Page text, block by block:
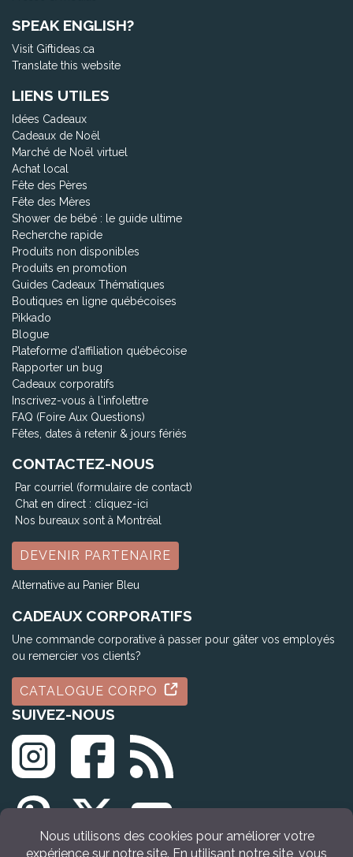
SPEAK ENGLISH?
Visit Giftideas.ca
Translate this website
LIENS UTILES
Idées Cadeaux
Cadeaux de Noël
Marché de Noël virtuel
Achat local
Fête des Pères
Fête des Mères
Shower de bébé : le guide ultime
Recherche rapide
Produits non disponibles
Produits en promotion
Guides Cadeaux Thématiques
Boutiques en ligne québécoises
Pikkado
Blogue
Plateforme d'affiliation québécoise
Rapporter un bug
Cadeaux corporatifs
Inscrivez-vous à l'infolettre
FAQ (Foire Aux Questions)
Fêtes, dates à retenir & jours fériés
CONTACTEZ-NOUS
Par courriel (formulaire de contact)
Chat en direct : cliquez-ici
Nos bureaux sont à Montréal
DEVENIR PARTENAIRE
Alternative au Panier Bleu
CADEAUX CORPORATIFS
Une commande corporative à passer pour gâter vos employés
ou remercier vos clients?
CATALOGUE CORPO
SUIVEZ-NOUS